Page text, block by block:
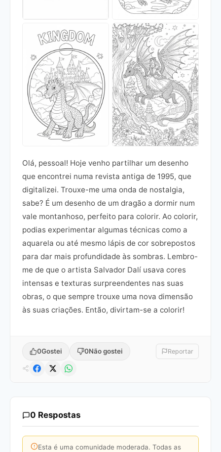
Olá, pessoal! Hoje venho partilhar um desenho
que encontrei numa revista antiga de 1995, que
digitalizei. Trouxe-me uma onda de nostalgia,
sabe? É um desenho de um dragão a dormir num
vale montanhoso, perfeito para colorir. Ao colorir,
podias experimentar algumas técnicas como a
aquarela ou até mesmo lápis de cor sobrepostos
para dar mais profundidade às sombras. Lembro-
me de que o artista Salvador Dalí usava cores
intensas e texturas surpreendentes nas suas
obras, o que sempre trouxe uma nova dimensão
às suas criações. Então, divirtam-se a colorir!
0Gostei 0Não gostei Reportar
0 Respostas
Esta é uma comunidade moderada. Todas as